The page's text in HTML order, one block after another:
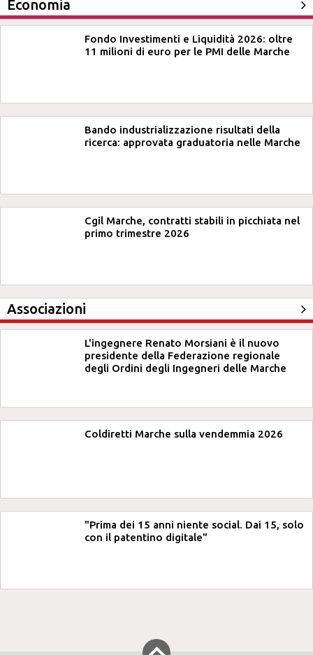
Economia
Fondo Investimenti e Liquidità 2026: oltre
11 milioni di euro per le PMI delle Marche
Bando industrializzazione risultati della
ricerca: approvata graduatoria nelle Marche
Cgil Marche, contratti stabili in picchiata nel
primo trimestre 2026
Associazioni
L'ingegnere Renato Morsiani è il nuovo
presidente della Federazione regionale
degli Ordini degli Ingegneri delle Marche
Coldiretti Marche sulla vendemmia 2026
"Prima dei 15 anni niente social. Dai 15, solo
con il patentino digitale"